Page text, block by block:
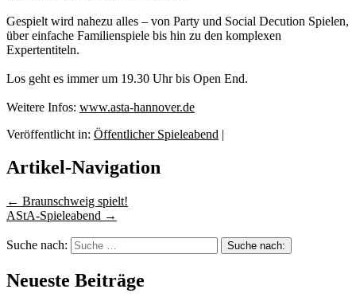
Gespielt wird nahezu alles – von Party und Social Decution Spielen,
über einfache Familienspiele bis hin zu den komplexen
Expertentiteln.
Los geht es immer um 19.30 Uhr bis Open End.
Weitere Infos: www.asta-hannover.de
Veröffentlicht in: Öffentlicher Spieleabend |
Artikel-Navigation
← Braunschweig spielt!
AStA-Spieleabend →
Suche nach:
Neueste Beiträge